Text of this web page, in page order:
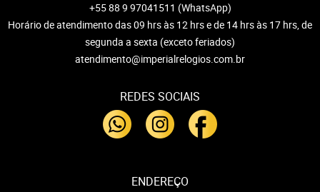
+55 88 9 97041511 (WhatsApp)
Horário de atendimento das 09 hrs às 12 hrs e de 14 hrs às 17 hrs, de
segunda a sexta (exceto feriados)
atendimento@imperialrelogios.com.br
REDES SOCIAIS
ENDEREÇO